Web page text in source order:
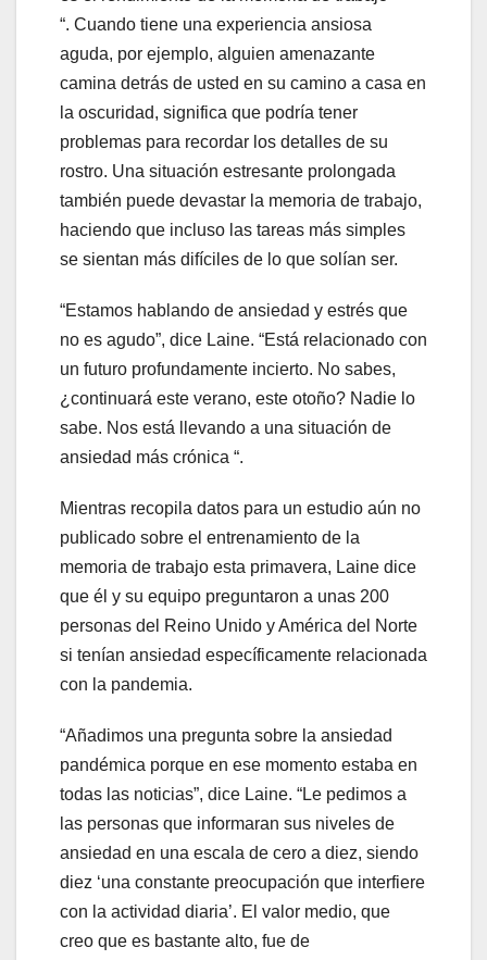
“. Cuando tiene una experiencia ansiosa
aguda, por ejemplo, alguien amenazante
camina detrás de usted en su camino a casa en
la oscuridad, significa que podría tener
problemas para recordar los detalles de su
rostro. Una situación estresante prolongada
también puede devastar la memoria de trabajo,
haciendo que incluso las tareas más simples
se sientan más difíciles de lo que solían ser.
“Estamos hablando de ansiedad y estrés que
no es agudo”, dice Laine. “Está relacionado con
un futuro profundamente incierto. No sabes,
¿continuará este verano, este otoño? Nadie lo
sabe. Nos está llevando a una situación de
ansiedad más crónica “.
Mientras recopila datos para un estudio aún no
publicado sobre el entrenamiento de la
memoria de trabajo esta primavera, Laine dice
que él y su equipo preguntaron a unas 200
personas del Reino Unido y América del Norte
si tenían ansiedad específicamente relacionada
con la pandemia.
“Añadimos una pregunta sobre la ansiedad
pandémica porque en ese momento estaba en
todas las noticias”, dice Laine. “Le pedimos a
las personas que informaran sus niveles de
ansiedad en una escala de cero a diez, siendo
diez ‘una constante preocupación que interfiere
con la actividad diaria’. El valor medio, que
creo que es bastante alto, fue de